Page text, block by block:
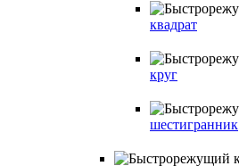
квадрат
круг
шестигранник